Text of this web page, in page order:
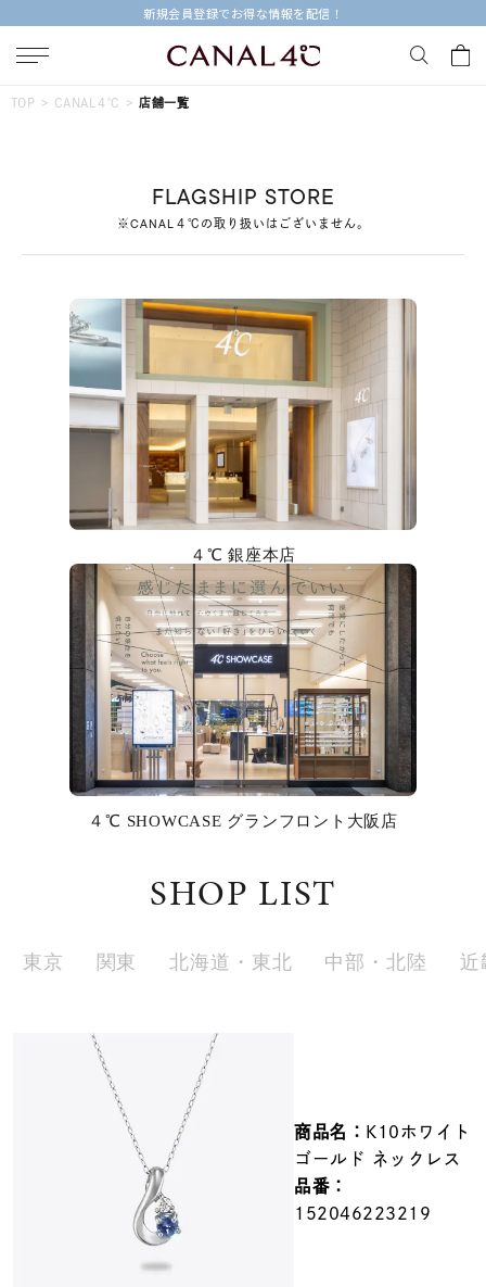
新規会員登録でお得な情報を配信！
#ペア #ダイヤモンド ネックレス
#エタニティ #くまのプーさん
すべてのジュエリー
ファッションテイスト
着用シーン
リングサイズ
すべて表示
TOP CANAL４℃ 店舗一覧
FLAGSHIP STORE
※CANAL４℃の取り扱いはございません。
４℃ 銀座本店
４℃ SHOWCASE グランフロント大阪店
SHOP LIST
東京 関東 北海道・東北 中部・北陸 近
商品名： K10ホワイト
ゴールド ネックレス
品番：
152046223219